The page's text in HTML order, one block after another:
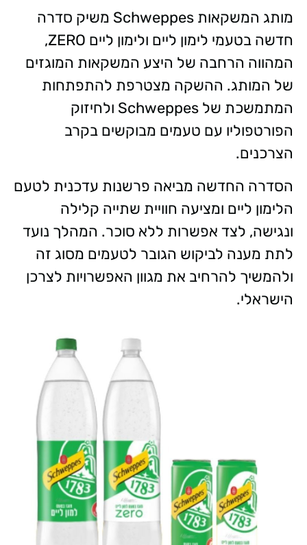
מותג המשקאות Schweppes משיק סדרה
חדשה בטעמי לימון ליים ולימון ליים ZERO,
המהווה הרחבה של היצע המשקאות המוגזים
של המותג. ההשקה מצטרפת להתפתחות
המתמשכת של Schweppes ולחיזוק
הפורטפוליו עם טעמים מבוקשים בקרב
הצרכנים.
הסדרה החדשה מביאה פרשנות עדכנית לטעם
הלימון ליים ומציעה חוויית שתייה קלילה
ונגישה, לצד אפשרות ללא סוכר. המהלך נועד
לתת מענה לביקוש הגובר לטעמים מסוג זה
ולהמשיך להרחיב את מגוון האפשרויות לצרכן
הישראלי.